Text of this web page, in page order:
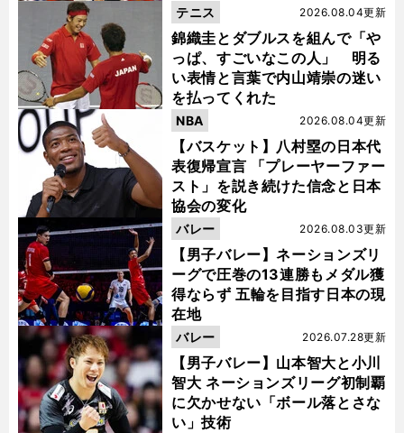
錦織圭とダブルスを組んで「や
っぱ、すごいなこの人」 明る
い表情と言葉で内山靖崇の迷い
を払ってくれた
2026.08.04更新
テニス
【バスケット】八村塁の日本代
表復帰宣言 「プレーヤーファー
スト」を説き続けた信念と日本
協会の変化
2026.08.04更新
NBA
【男子バレー】ネーションズリ
ーグで圧巻の13連勝もメダル獲
得ならず 五輪を目指す日本の現
在地
2026.08.03更新
バレー
【男子バレー】山本智大と小川
智大 ネーションズリーグ初制覇
に欠かせない「ボール落とさな
い」技術
2026.07.28更新
バレー